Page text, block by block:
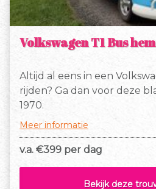
Volkswagen T1 Bus
Altijd al eens in een
rijden? Ga dan voor deze
1970.
Meer informatie
v.a. €399 per dag
Bekijk deze